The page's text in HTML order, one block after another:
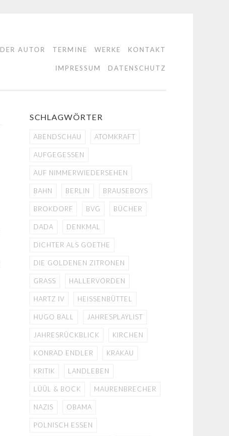
DER AUTOR TERMINE WERKE KONTAKT
IMPRESSUM DATENSCHUTZ
SCHLAGWÖRTER
ABENDSCHAU ATOMKRAFT
AUFGEGESSEN
AUF NIMMERWIEDERSEHEN
BAHN BERLIN BRAUSEBOYS
BROKDORF BVG BÜCHER
DADA DENKMAL
DICHTER ALS GOETHE
DIE GOLDENEN ZITRONEN
GRASS HALLERVORDEN
HARTZ IV HEISSENBÜTTEL
HUGO BALL JAHRESPLAYLIST
JAHRESRÜCKBLICK KIRCHEN
KONRAD ENDLER KRAKAU
KRITIK LANDLEBEN
LÜÜL & BOCK MAURENBRECHER
NAZIS OBAMA
POLNISCH ESSEN